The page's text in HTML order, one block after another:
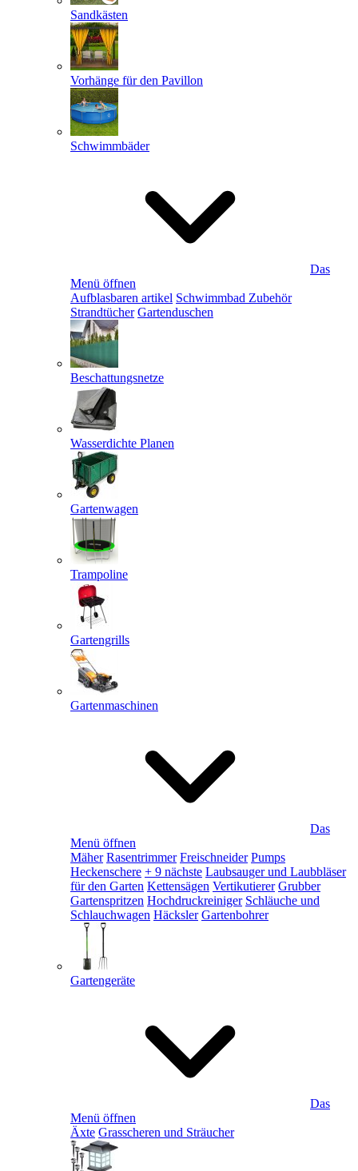
Sandkästen
Vorhänge für den Pavillon
Schwimmbäder
Das
Menü öffnen
Aufblasbaren artikel Schwimmbad Zubehör
Strandtücher Gartenduschen
Beschattungsnetze
Wasserdichte Planen
Gartenwagen
Trampoline
Gartengrills
Gartenmaschinen
Das
Menü öffnen
Mäher Rasentrimmer Freischneider Pumps
Heckenschere + 9 nächste Laubsauger und Laubbläser
für den Garten Kettensägen Vertikutierer Grubber
Gartenspritzen Hochdruckreiniger Schläuche und
Schlauchwagen Häcksler Gartenbohrer
Gartengeräte
Das
Menü öffnen
Äxte Grasscheren und Sträucher